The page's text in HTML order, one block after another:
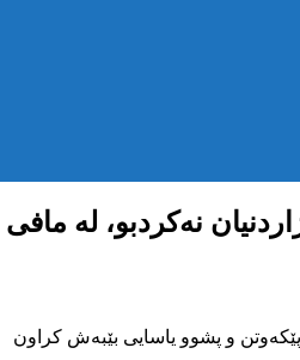
نەکردبو، لە
و پشوو یاسایی بێبەش کراون